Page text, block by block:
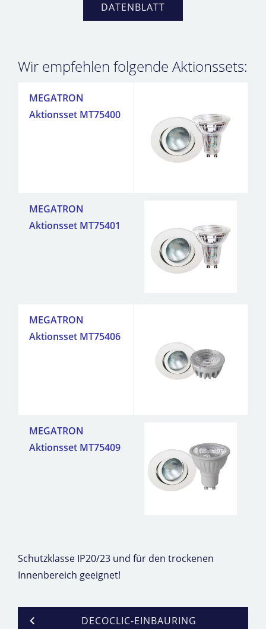
DATENBLATT
Wir empfehlen folgende Aktionssets:
MEGATRON
Aktionsset MT75400
MEGATRON
Aktionsset MT75401
MEGATRON
Aktionsset MT75406
MEGATRON
Aktionsset MT75409
Schutzklasse IP20/23 und für den trockenen
Innenbereich geeignet!
DECOCLIC-EINBAURING